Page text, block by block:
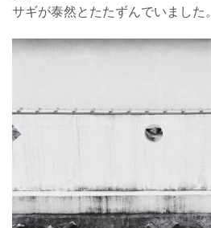
サギが泰然とたたずんでいました